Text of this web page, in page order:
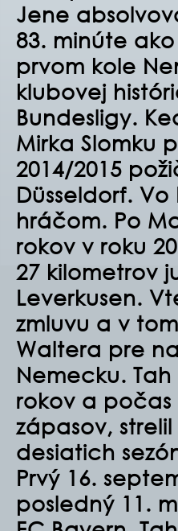
Jene
83. minúte
prvom kole
klubovej
Bundesligy.
Mirka Slomku
2014/2015
Düsseldorf.
hráčom. Po
rokov v roku
27 kilometrov
Leverkusen.
zmluvu a v
Waltera pre
Nemecku.
rokov a
zápasov,
desiatich
Prvý 16.
posledný 11.